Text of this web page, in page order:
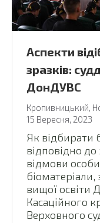
Аспекти
зразків:
ДонДУВС
Кропивницький
15 Вересня, 2023
Як відбирати
відповідно до
відмови
біоматеріали,
вищої освіти
Касаційного
Верховного